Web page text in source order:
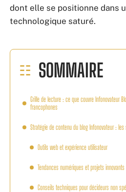
dont elle se positionne dans
technologique saturé.
SOMMAIRE
Grille de lecture : ce que couvre Infonovateur
francophones
Stratégie de contenu du blog Infonovateur :
Outils web et expérience utilisateur
Tendances numériques et projets innovants
Conseils techniques pour décideurs non